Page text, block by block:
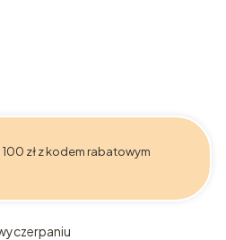
zł z kodem rabatowym